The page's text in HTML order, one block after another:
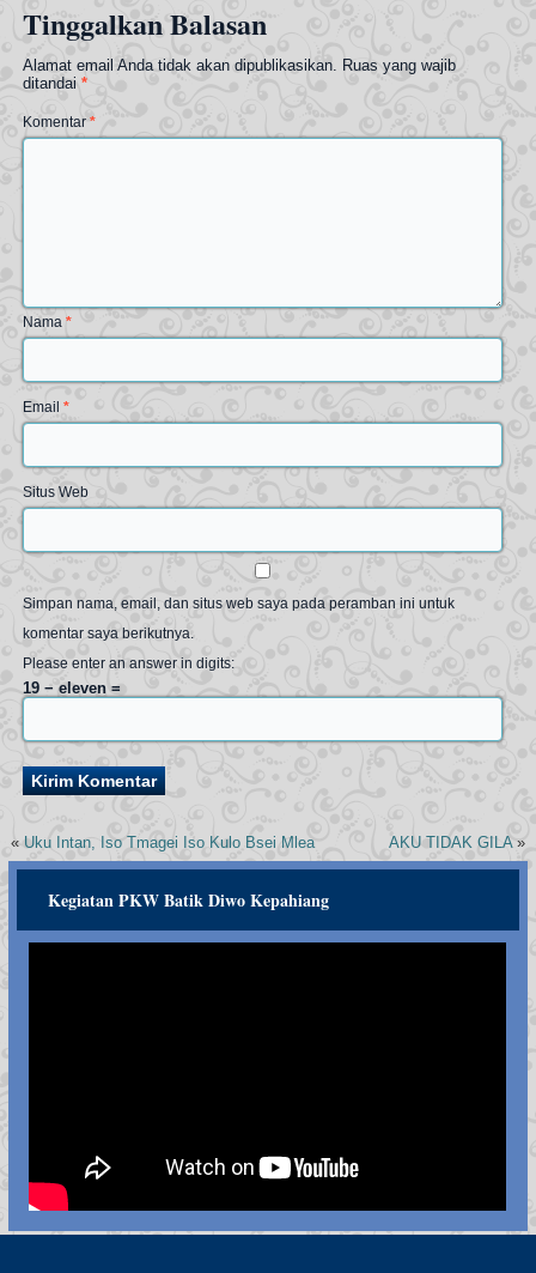
Tinggalkan Balasan
Alamat email Anda tidak akan dipublikasikan. Ruas yang wajib
ditandai*
Komentar*
Nama*
Email*
Situs Web
Simpan nama, email, dan situs web saya pada peramban ini untuk
komentar saya berikutnya.
Please enter an answer in digits:
19 − eleven =
« Uku Intan, Iso Tmagei Iso Kulo Bsei Mlea AKU TIDAK GILA»
Kegiatan PKW Batik Diwo Kepahiang